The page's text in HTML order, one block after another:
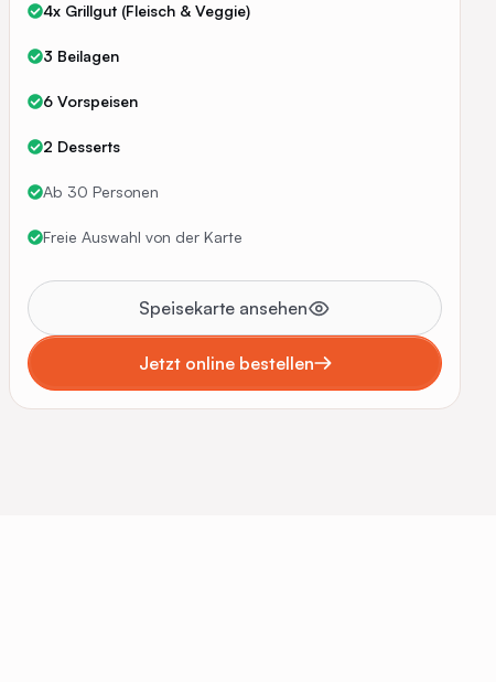
4x Grillgut (Fleisch & Veggie)
3 Beilagen
6 Vorspeisen
2 Desserts
Ab 30 Personen
Freie Auswahl von der Karte
Speisekarte ansehen
Jetzt online bestellen